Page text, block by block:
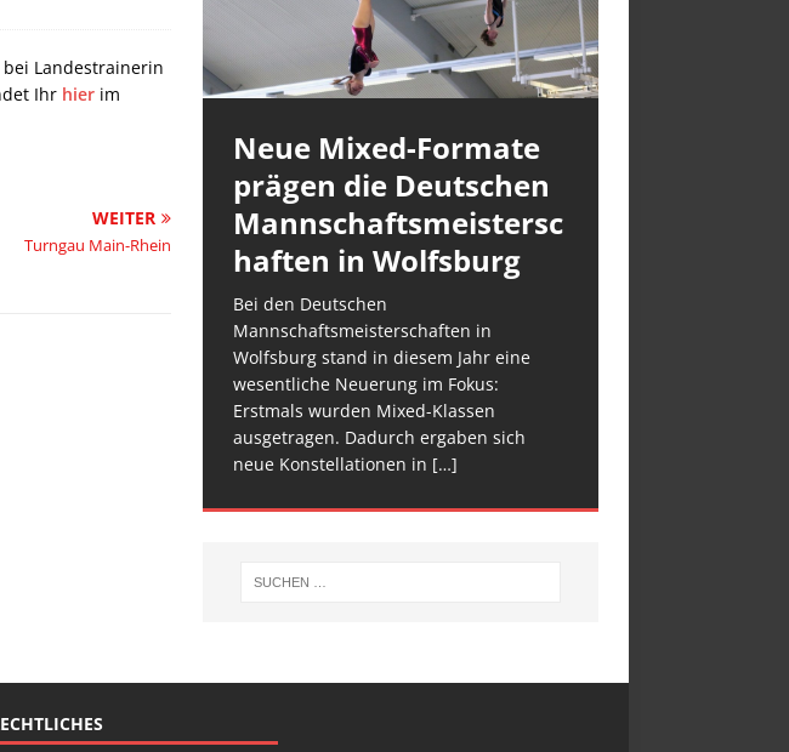
Landestrainerin
Ihr hier im
WEITER
Turngau Main-Rhein
Neue Mixed-Formate
prägen die Deutschen
Mannschaftsmeistersc
haften in Wolfsburg
Bei den Deutschen
Mannschaftsmeisterschaften in
Wolfsburg stand in diesem Jahr eine
wesentliche Neuerung im Fokus:
Erstmals wurden Mixed-Klassen
ausgetragen. Dadurch ergaben sich
neue Konstellationen in […]